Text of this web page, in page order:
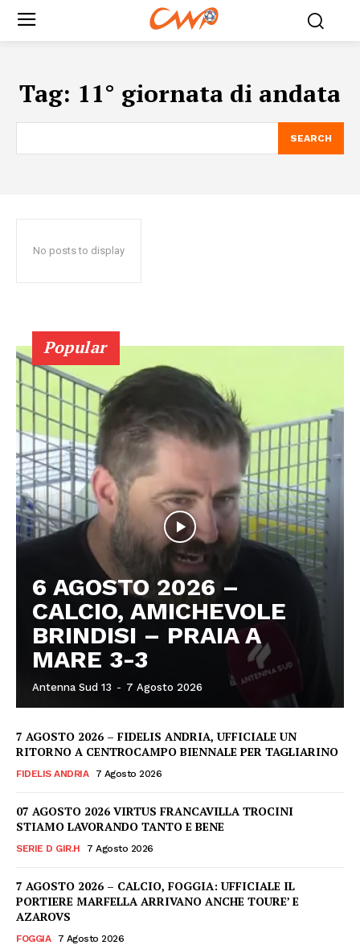
Tag: 11° giornata di andata
SEARCH
No posts to display
Popular
6 AGOSTO 2026 –
CALCIO, AMICHEVOLE
BRINDISI – PRAIA A
MARE 3-3
Antenna Sud 13 - 7 Agosto 2026
7 AGOSTO 2026 – FIDELIS ANDRIA, UFFICIALE UN
RITORNO A CENTROCAMPO BIENNALE PER TAGLIARINO
FIDELIS ANDRIA 7 Agosto 2026
07 AGOSTO 2026 VIRTUS FRANCAVILLA TROCINI
STIAMO LAVORANDO TANTO E BENE
SERIE D GIR.H 7 Agosto 2026
7 AGOSTO 2026 – CALCIO, FOGGIA: UFFICIALE IL
PORTIERE MARFELLA ARRIVANO ANCHE TOURE’ E
AZAROVS
FOGGIA 7 Agosto 2026